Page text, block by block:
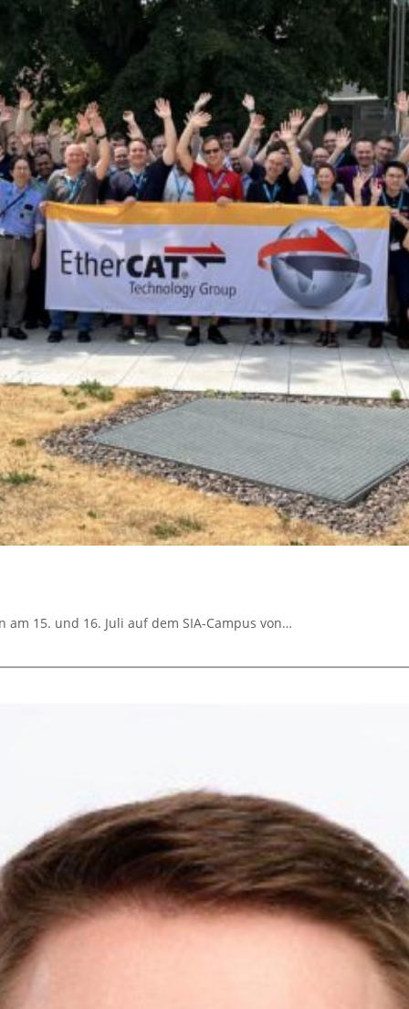
am 15. und 16. Juli auf dem SIA-Campus von…